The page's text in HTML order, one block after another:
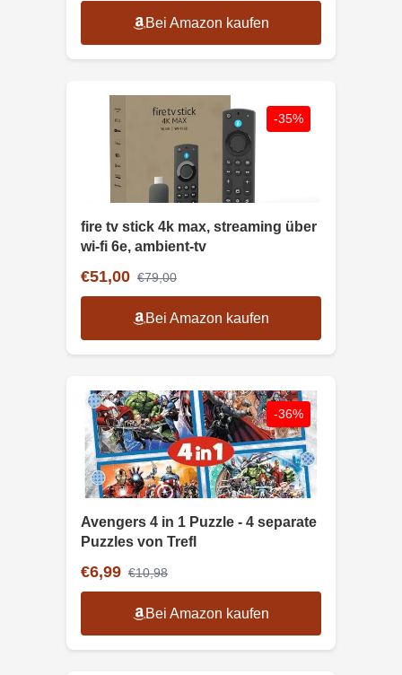
Bei Amazon kaufen
-35%
fire tv stick 4k max, streaming über
wi-fi 6e, ambient-tv
€51,00 €79,00
Bei Amazon kaufen
-36%
Avengers 4 in 1 Puzzle - 4 separate
Puzzles von Trefl
€6,99 €10,98
Bei Amazon kaufen